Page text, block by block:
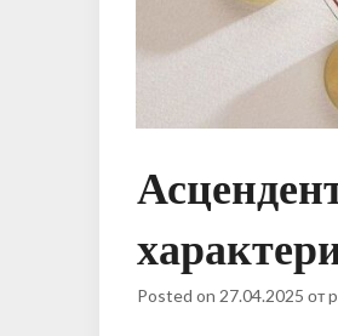
Posted on 27.04.2025 от